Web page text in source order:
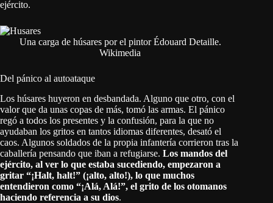
ejército.
Una carga de húsares por el pintor Édouard Detaille.
Wikimedia
Del pánico al autoataque
Los húsares huyeron en desbandada. Alguno que otro, con el
valor que da unas copas de más, tomó las armas. El pánico
regó a todos los presentes y la confusión, para la que no
ayudaban los gritos en tantos idiomas diferentes, desató el
caos. Algunos soldados de la propia infantería corrieron tras la
caballería pensando que iban a refugiarse. Los mandos del
ejército, al ver lo que estaba sucediendo, empezaron a
gritar “¡Halt, halt!” (¡alto, alto!), lo que muchos
entendieron como “¡Alá, Alá!”, el grito de los otomanos
haciendo referencia a su dios.